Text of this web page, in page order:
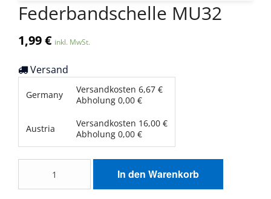
Federbandschelle MU32
1,99€ inkl. MwSt.
Versand
Germany Versandkosten 6,67 €
Abholung 0,00 €
Austria Versandkosten 16,00 €
Abholung 0,00 €
Menge
In den Warenkorb